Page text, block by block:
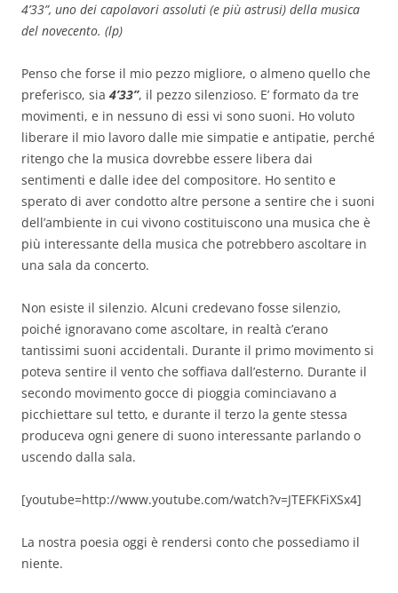
4’33”, uno dei capolavori assoluti (e più astrusi) della musica
del novecento. (lp)
Penso che forse il mio pezzo migliore, o almeno quello che
preferisco, sia 4’33”, il pezzo silenzioso. E’ formato da tre
movimenti, e in nessuno di essi vi sono suoni. Ho voluto
liberare il mio lavoro dalle mie simpatie e antipatie, perché
ritengo che la musica dovrebbe essere libera dai
sentimenti e dalle idee del compositore. Ho sentito e
sperato di aver condotto altre persone a sentire che i suoni
dell’ambiente in cui vivono costituiscono una musica che è
più interessante della musica che potrebbero ascoltare in
una sala da concerto.
Non esiste il silenzio. Alcuni credevano fosse silenzio,
poiché ignoravano come ascoltare, in realtà c’erano
tantissimi suoni accidentali. Durante il primo movimento si
poteva sentire il vento che soffiava dall’esterno. Durante il
secondo movimento gocce di pioggia cominciavano a
picchiettare sul tetto, e durante il terzo la gente stessa
produceva ogni genere di suono interessante parlando o
uscendo dalla sala.
[youtube=http://www.youtube.com/watch?v=JTEFKFiXSx4]
La nostra poesia oggi è rendersi conto che possediamo il
niente.